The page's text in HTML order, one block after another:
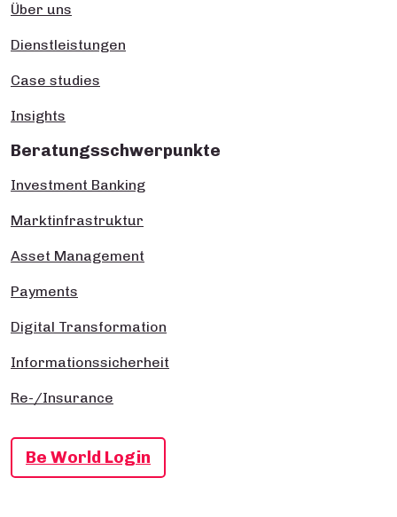
Über uns
Dienstleistungen
Case studies
Insights
Beratungsschwerpunkte
Investment Banking
Marktinfrastruktur
Asset Management
Payments
Digital Transformation
Informationssicherheit
Re-/Insurance
Be World Login